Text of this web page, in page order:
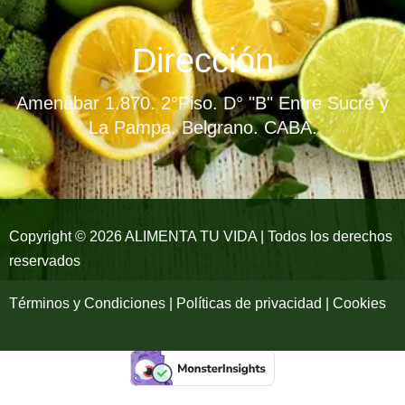
c
e
b
o
o
k
-
s
t
a
g
r
a
m
u
t
u
b
e
Dirección
Amenábar 1.870. 2°Piso. D° "B" Entre Sucre y
La Pampa. Belgrano. CABA.
Copyright © 2026 ALIMENTA TU VIDA | Todos los derechos
reservados
Términos y Condiciones | Políticas de privacidad | Cookies